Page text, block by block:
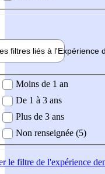
filtres liés à l'Expérience
demandée
Moins de 1 an
De 1 à 3 ans
Plus de 3 ans
Non renseignée (5)
le filtre de l'expérience